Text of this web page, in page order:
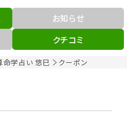
命学占い 悠巳 クーポン
お知らせ
クチコミ